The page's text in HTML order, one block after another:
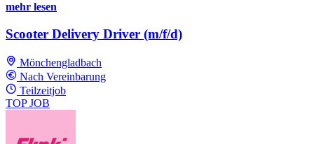
mehr lesen
Scooter Delivery Driver (m/f/d)
Mönchengladbach
Nach Vereinbarung
Teilzeitjob
TOP JOB